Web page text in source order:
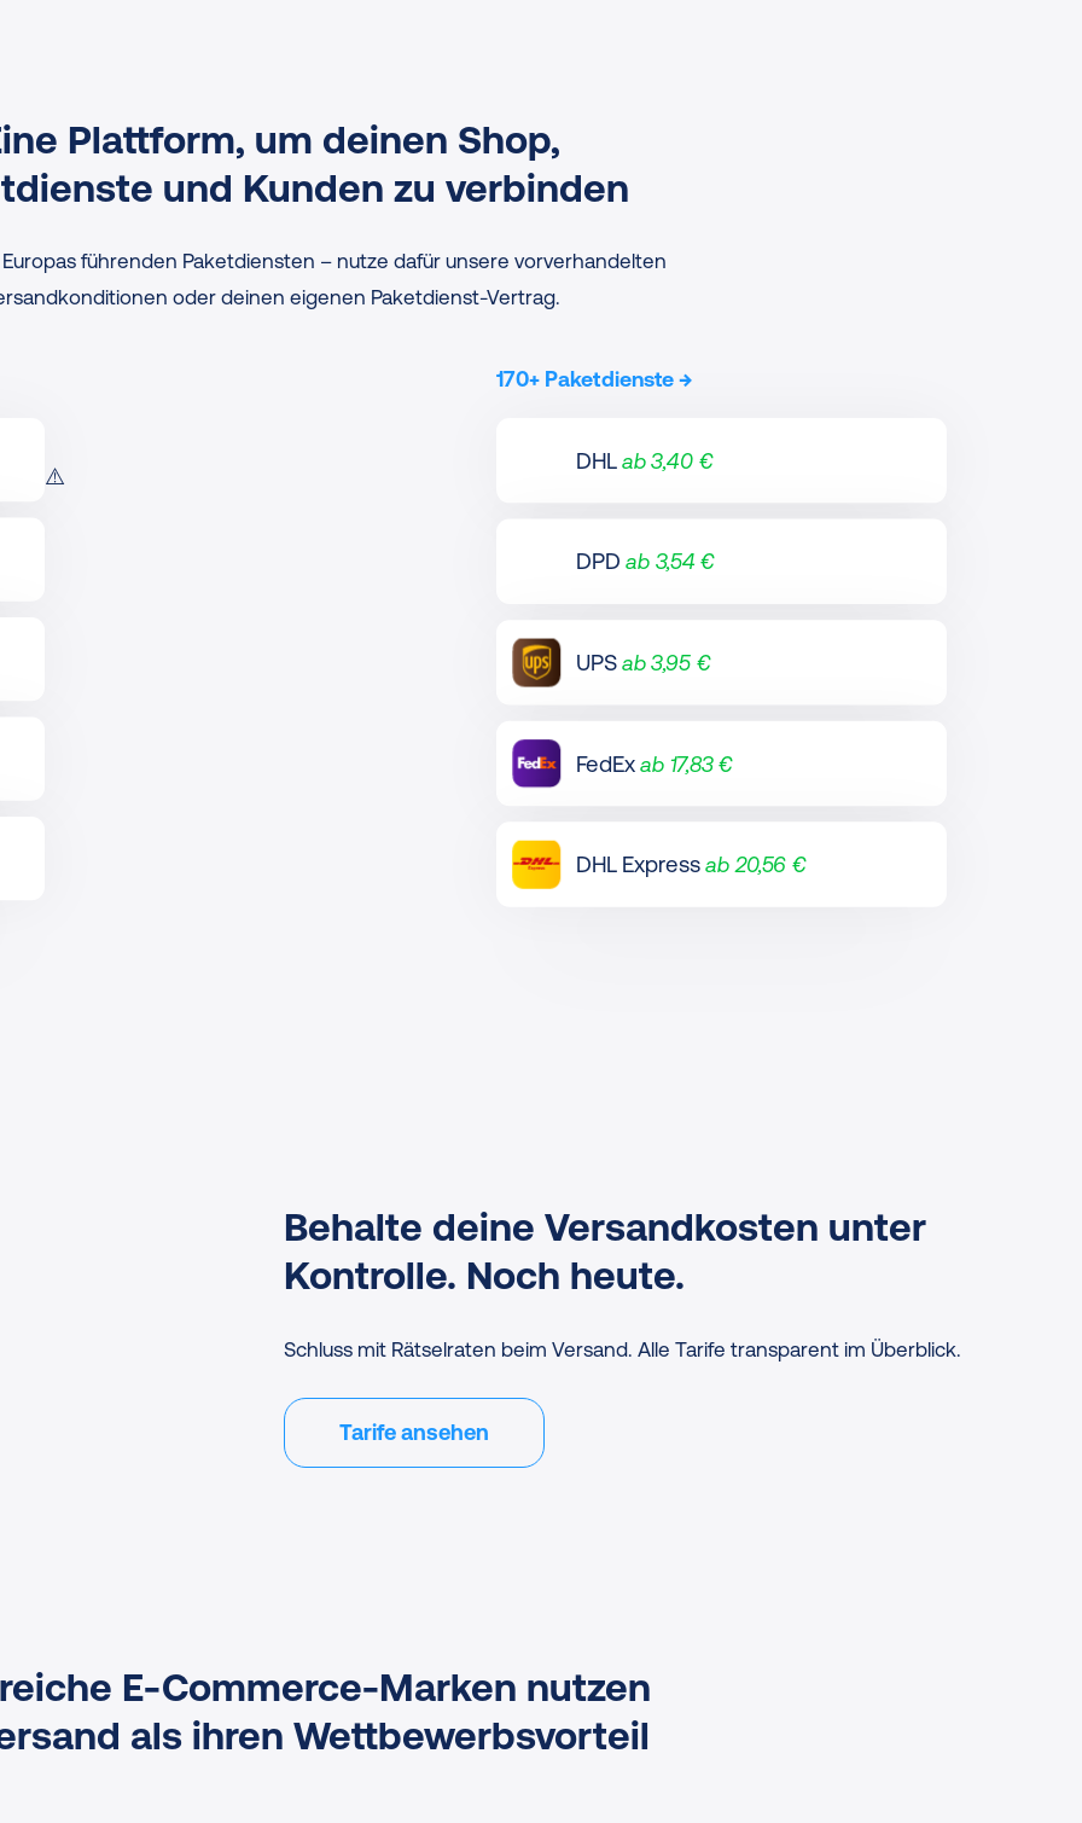
Plattform, um deinen Shop,
und Kunden zu verbinden
führenden Paketdiensten – nutze dafür unsere vorverhandelten
oder deinen eigenen Paketdienst-Vertrag.
170+ Paketdienste→
DHLab 3,40 €
DPDab 3,54 €
UPSab 3,95 €
FedExab 17,83 €
DHL Expressab 20,56 €
Behalte deine Versandkosten unter
Kontrolle. Noch heute.
Schluss mit Rätselraten beim Versand. Alle Tarife transparent im Überblick.
Tarife ansehen
E-Commerce-Marken nutzen
als ihren Wettbewerbsvorteil